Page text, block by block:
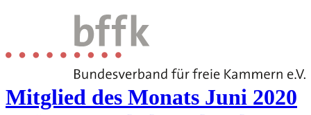
Mitglied des Monats Juni 2020